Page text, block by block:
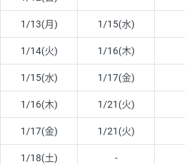
1/13(月) 1/15(水)
1/14(火) 1/16(木)
1/15(水) 1/17(金)
1/16(木) 1/21(火)
1/17(金) 1/21(火)
1/18(土) -